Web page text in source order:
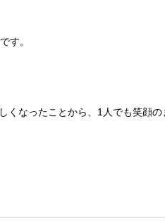
す。
くなったことから、1人でも笑顔の